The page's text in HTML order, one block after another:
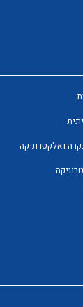
ואלקטרוניקה